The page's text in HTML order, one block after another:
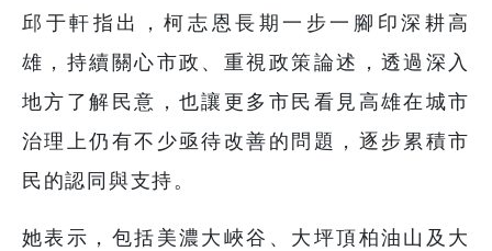
邱于軒指出，柯志恩長期一步一腳印深耕高
雄，持續關心市政、重視政策論述，透過深入
地方了解民意，也讓更多市民看見高雄在城市
治理上仍有不少亟待改善的問題，逐步累積市
民的認同與支持。
她表示，包括美濃大峽谷、大坪頂柏油山及大